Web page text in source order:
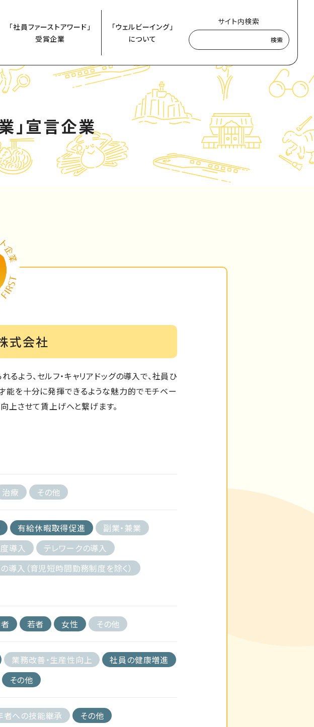
「社員ファーストアワード」
受賞企業
「ウェルビーイング」
について
サイト内検索
検索
」宣言企業
式会社
よう、セルフ・キャリアドッグの導入で、社員ひ
能を十分に発揮できるような魅力的でモチベー
上させて賃上げへと繋げます。
治療 その他
有給休暇取得促進
副業・兼業
導入
テレワークの導入
導入（育児短時間勤務制度を除く）
若者 女性 その他
業務改善・生産性向上
社員の健康増進
その他
者への技能継承 その他